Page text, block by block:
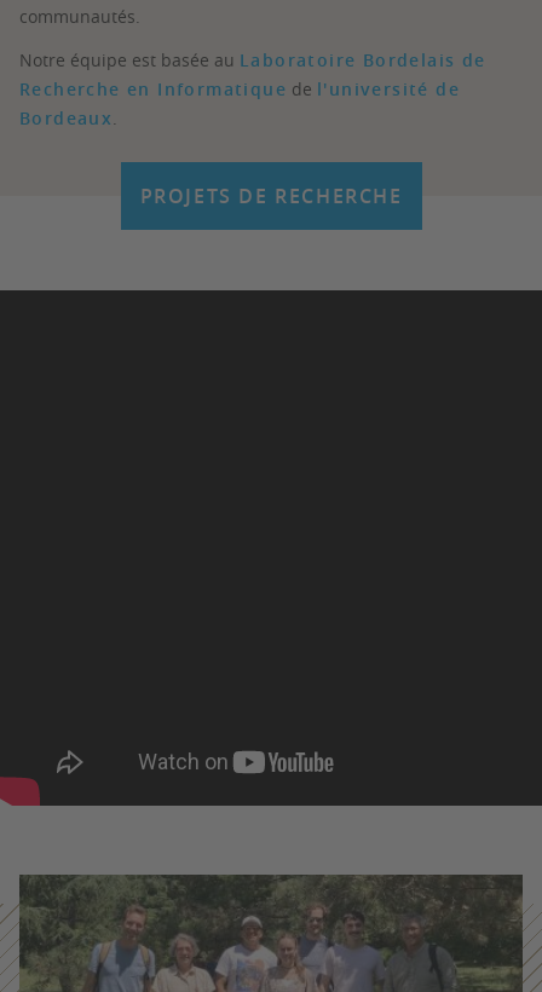
communautés.
Notre équipe est basée au Laboratoire Bordelais de
Recherche en Informatique de l'université de
Bordeaux.
PROJETS DE RECHERCHE